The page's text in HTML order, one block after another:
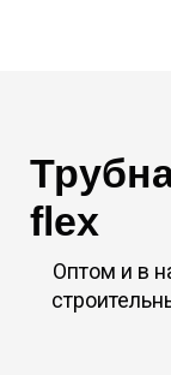
flex
Оптом и в